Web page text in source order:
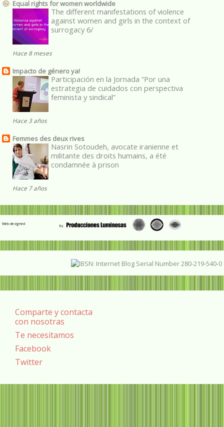
Equal rights for women worldwide
The different manifestations of violence
against women and girls in the context of
surrogacy 6/
Hace 8 meses
Impacto de género ya!
Participación en la Jornada “Por una
estrategia de cuidados con perspectiva
feminista y sindical”
Hace 3 años
Femmes des deux rives
Nasrin Sotoudeh, avocate iranienne et
militante des droits humains, a été
condamnée à prison
Hace 7 años
Web designed
Comparte y contacta
con nosotras
Te necesitamos
Facebook
Twitter